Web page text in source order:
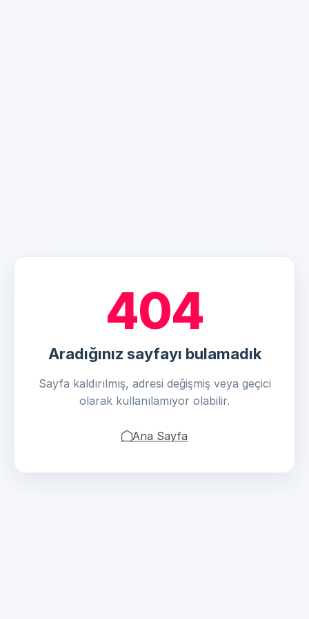
404
Aradığınız sayfayı bulamadık
Sayfa kaldırılmış, adresi değişmiş veya geçici
olarak kullanılamıyor olabilir.
Ana Sayfa